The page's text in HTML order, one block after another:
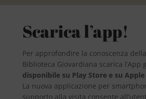
Scarica l’app!
Per approfondire la conoscenza della
Biblioteca Giovardiana scarica l’App
disponibile su Play Store e su Apple
La nuova applicazione per
supporto alla visita consente